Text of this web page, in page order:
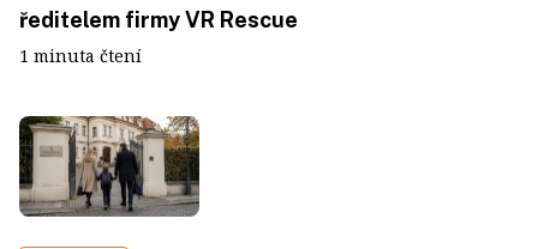
ředitelem firmy VR Rescue
1 minuta čtení